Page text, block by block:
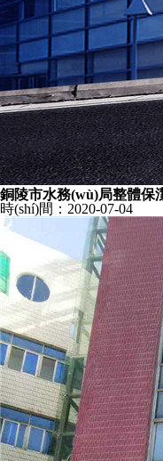
銅陵市水務(wù)局整體保
時(shí)間：2020-07-04